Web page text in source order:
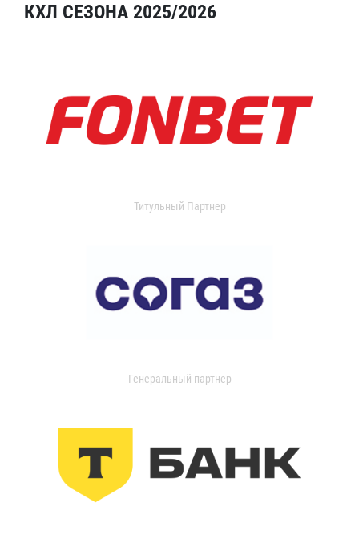
КХЛ СЕЗОНА 2025/2026
Титульный Партнер
Генеральный партнер